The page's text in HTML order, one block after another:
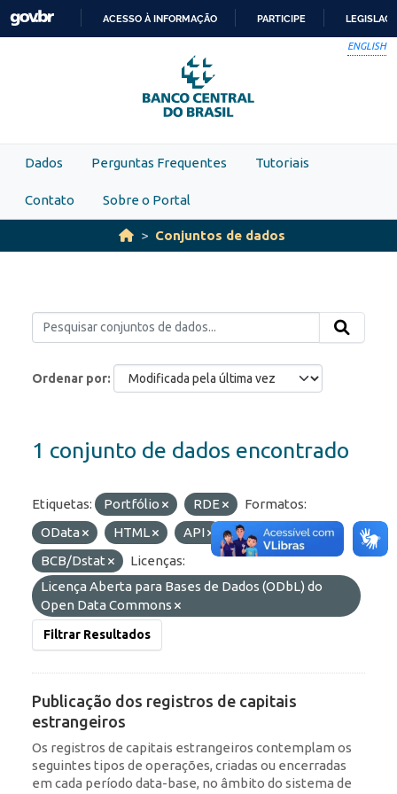
Skip to main content
PARA
O
CONTEÚDO
ACESSO À INFORMAÇÃO PARTICIPE
ENGLISH
Dados Perguntas Frequentes Tutoriais
Contato Sobre o Portal
Conjuntos de dados
Ordenar por
1 conjunto de dados encontrado
Etiquetas: Portfólio RDE
Formatos:
OData
HTML API
Organizações:
BCB/Dstat
Licenças:
Licença Aberta para Bases de Dados (ODbL) do
Open Data Commons
Filtrar Resultados
Publicação dos registros de capitais
estrangeiros
Os registros de capitais estrangeiros contemplam os
seguintes tipos de operações, criadas ou encerradas
em cada período data-base, no âmbito do sistema de